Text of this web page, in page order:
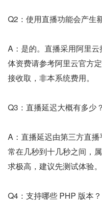
Q2：使用直播功能会产生
A：是的。直播采用阿里
体资费请参考阿里云官方
接收取，非本系统费用。
Q3：直播延迟大概有多少？
A：直播延迟由第三方直
常在几秒到十几秒之间，
求极高，建议先测试体验。
Q4：支持哪些 PHP 版本？